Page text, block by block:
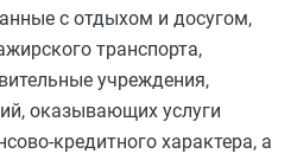
с отдыхом и досугом,
транспорта,
учреждения,
оказывающих услуги
кредитного характера, а